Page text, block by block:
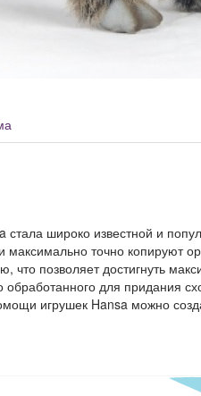
широко известной и
точно копируют
позволяет достигнуть
обработанного для придания
игрушек Hansa можно